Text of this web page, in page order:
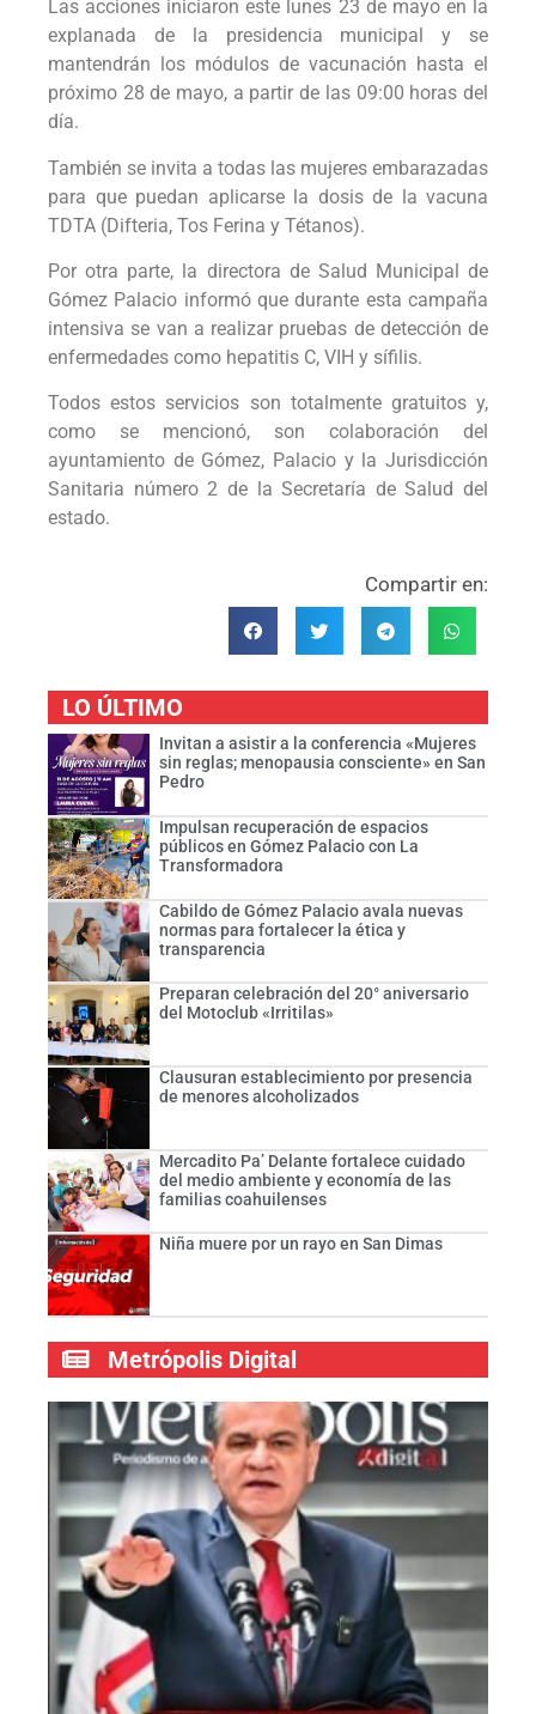
Las acciones iniciaron este lunes 23 de mayo en la
explanada de la presidencia municipal y se
mantendrán los módulos de vacunación hasta el
próximo 28 de mayo, a partir de las 09:00 horas del
día.
También se invita a todas las mujeres embarazadas
para que puedan aplicarse la dosis de la vacuna
TDTA (Difteria, Tos Ferina y Tétanos).
Por otra parte, la directora de Salud Municipal de
Gómez Palacio informó que durante esta campaña
intensiva se van a realizar pruebas de detección de
enfermedades como hepatitis C, VIH y sífilis.
Todos estos servicios son totalmente gratuitos y,
como se mencionó, son colaboración del
ayuntamiento de Gómez, Palacio y la Jurisdicción
Sanitaria número 2 de la Secretaría de Salud del
estado.
Compartir en:
LO ÚLTIMO
Invitan a asistir a la conferencia «Mujeres
sin reglas; menopausia consciente» en San
Pedro
Impulsan recuperación de espacios
públicos en Gómez Palacio con La
Transformadora
Cabildo de Gómez Palacio avala nuevas
normas para fortalecer la ética y
transparencia
Preparan celebración del 20° aniversario
del Motoclub «Irritilas»
Clausuran establecimiento por presencia
de menores alcoholizados
Mercadito Pa’ Delante fortalece cuidado
del medio ambiente y economía de las
familias coahuilenses
Niña muere por un rayo en San Dimas
Metrópolis Digital